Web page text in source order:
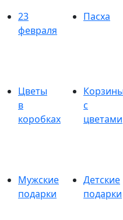
23
февраля
Пасха
Цветы
в
коробках
с
цветами
Мужские
подарки
Детские
подарки